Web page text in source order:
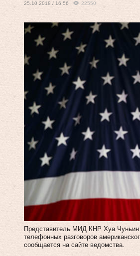
25.10.2018 / 16:56 22550
Представитель МИД КНР Хуа
телефонных разговоров
сообщается на сайте ведомства.